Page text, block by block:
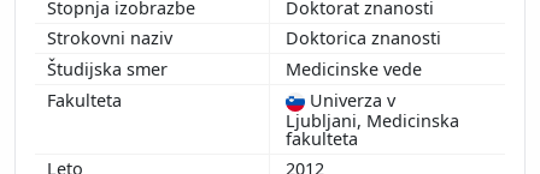
Doktorat znanosti
Doktorica znanosti
Medicinske vede
Univerza v
Ljubljani, Medicinska
fakulteta
2012